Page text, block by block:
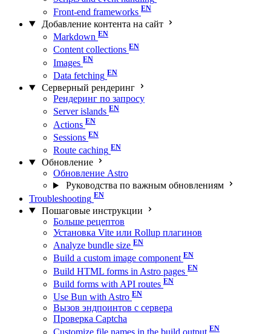
Front-end frameworks
Добавление контента на сайт
Markdown
Content collections
Images
Data fetching
Серверный рендеринг
Рендеринг по запросу
Server islands
Actions
Sessions
Route caching
Обновление
Обновление Astro
Руководства по важным обновлениям
Troubleshooting
Пошаговые инструкции
Больше рецептов
Установка Vite или Rollup плагинов
Analyze bundle size
Build a custom image component
Build HTML forms in Astro pages
Build forms with API routes
Use Bun with Astro
Вызов эндпоинтов с сервера
Проверка Captcha
Customize file names in the build output